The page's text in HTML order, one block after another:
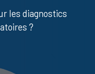
les diagnostics
?